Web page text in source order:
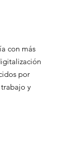
con más
por
y